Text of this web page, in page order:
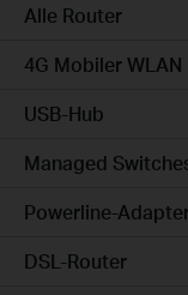
Alle Router
4G Mobiler
USB-Hub
Managed
Powerline-
DSL-Router